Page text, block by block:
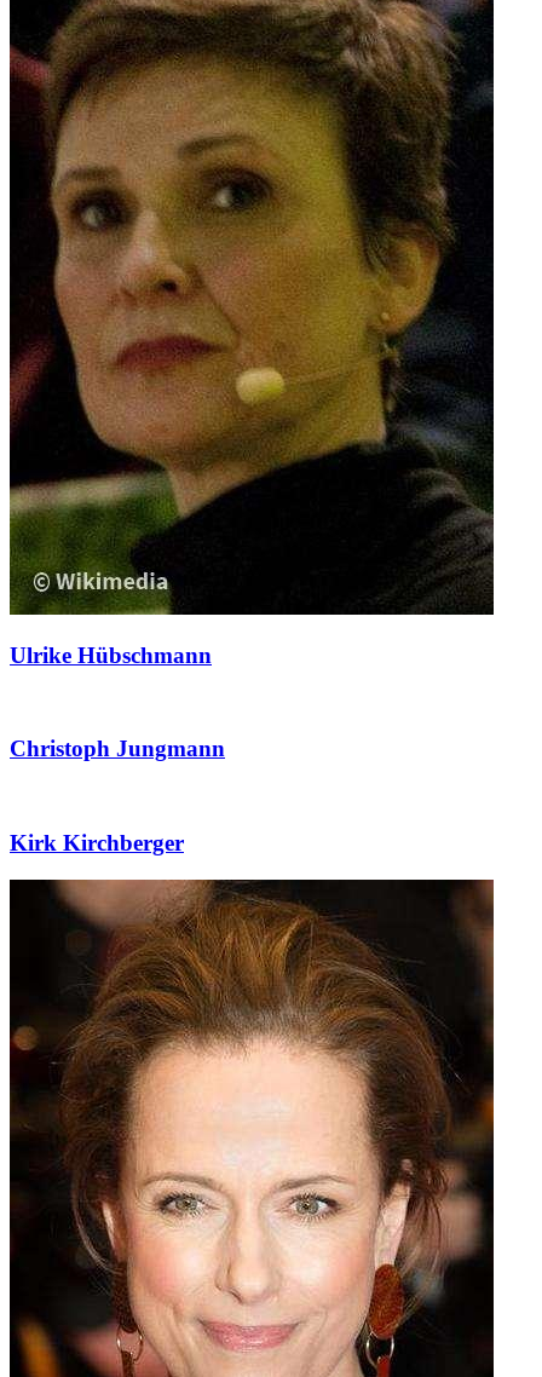
Ulrike Hübschmann
Christoph Jungmann
Kirk Kirchberger